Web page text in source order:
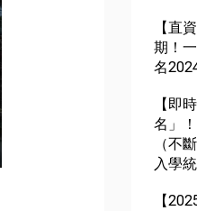
【直
期！
名
【即
名」
（不
入學
【